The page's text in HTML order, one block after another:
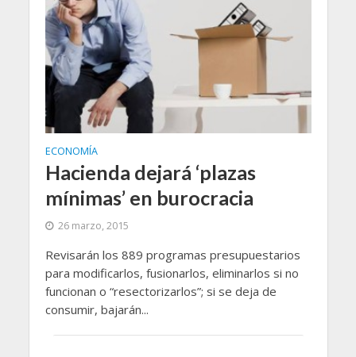
ECONOMÍA
Hacienda dejará ‘plazas
mínimas’ en burocracia
26 marzo, 2015
Revisarán los 889 programas presupuestarios
para modificarlos, fusionarlos, eliminarlos si no
funcionan o “resectorizarlos”; si se deja de
consumir, bajarán...